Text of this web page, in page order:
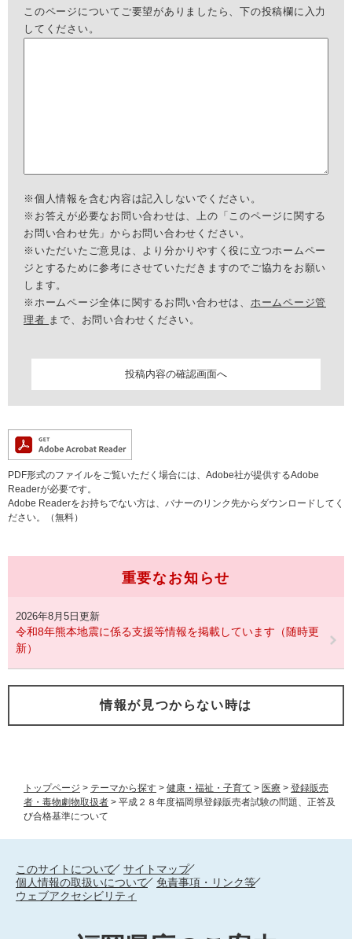
トップページ > テーマから探す > 健康・福祉・子育て > 医療 > 登録販売
者・毒物劇物取扱者 > 平成２８年度福岡県登録販売者試験の問題、正答及
び合格基準について
このページについてご要望がありましたら、下の投稿欄に入力
してください。
※個人情報を含む内容は記入しないでください。
※お答えが必要なお問い合わせは、上の「このページに関する
お問い合わせ先」からお問い合わせください。
※いただいたご意見は、より分かりやすく役に立つホームペー
ジとするために参考にさせていただきますのでご協力をお願い
します。
※ホームページ全体に関するお問い合わせは、 ホームページ管
理者 まで、お問い合わせください。
PDF形式のファイルをご覧いただく場合には、Adobe社が提供するAdobe
Readerが必要です。
Adobe Readerをお持ちでない方は、バナーのリンク先からダウンロードしてく
ださい。（無料）
重要なお知らせ
2026年8月5日更新
令和8年熊本地震に係る支援等情報を掲載しています（随時更
新）
情報が見つからない時は
このサイトについて
サイトマップ
個人情報の取扱いについて
免責事項・リンク等
ウェブアクセシビリティ